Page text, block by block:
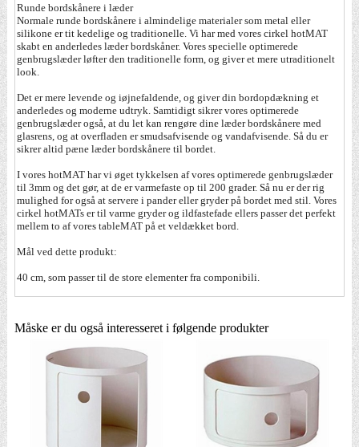
Runde bordskånere i læder
Normale runde bordskånere i almindelige materialer som metal eller
silikone er tit kedelige og traditionelle. Vi har med vores cirkel hotMAT
skabt en anderledes læder bordskåner. Vores specielle optimerede
genbrugslæder løfter den traditionelle form, og giver et mere utraditionelt
look.
Det er mere levende og iøjnefaldende, og giver din bordopdækning et
anderledes og moderne udtryk. Samtidigt sikrer vores optimerede
genbrugslæder også, at du let kan rengøre dine læder bordskånere med
glasrens, og at overfladen er smudsafvisende og vandafvisende. Så du er
sikrer altid pæne læder bordskånere til bordet.
I vores hotMAT har vi øget tykkelsen af vores optimerede genbrugslæder
til 3mm og det gør, at de er varmefaste op til 200 grader. Så nu er der rig
mulighed for også at servere i pander eller gryder på bordet med stil. Vores
cirkel hotMATs er til varme gryder og ildfastefade ellers passer det perfekt
mellem to af vores tableMAT på et veldækket bord.
Mål ved dette produkt:
40 cm, som passer til de store elementer fra componibili.
Måske er du også interesseret i følgende produkter